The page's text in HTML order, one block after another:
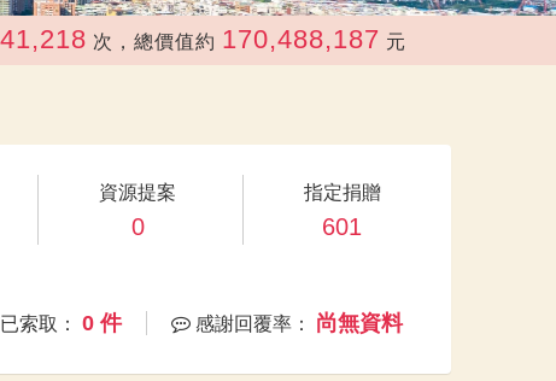
次，總價值約 170,488,187 元
資源提案
0
指定捐贈
601
感謝回覆率： 尚無資料
已索取： 0 件